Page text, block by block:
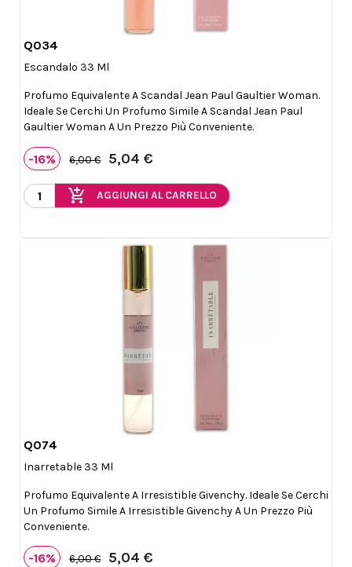
Q034
Escandalo 33 Ml
Profumo Equivalente A Scandal Jean Paul Gaultier Woman.
Ideale Se Cerchi Un Profumo Simile A Scandal Jean Paul
Gaultier Woman A Un Prezzo Più Conveniente.
-16% 6,00 € 5,04 €
add_shopping_cart AGGIUNGI AL CARRELLO
Q074
Inarretable 33 Ml
Profumo Equivalente A Irresistible Givenchy. Ideale Se Cerchi
Un Profumo Simile A Irresistible Givenchy A Un Prezzo Più
Conveniente.
-16% 6,00 € 5,04 €